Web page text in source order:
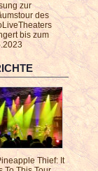
zur
des
bis zum
Thief: It